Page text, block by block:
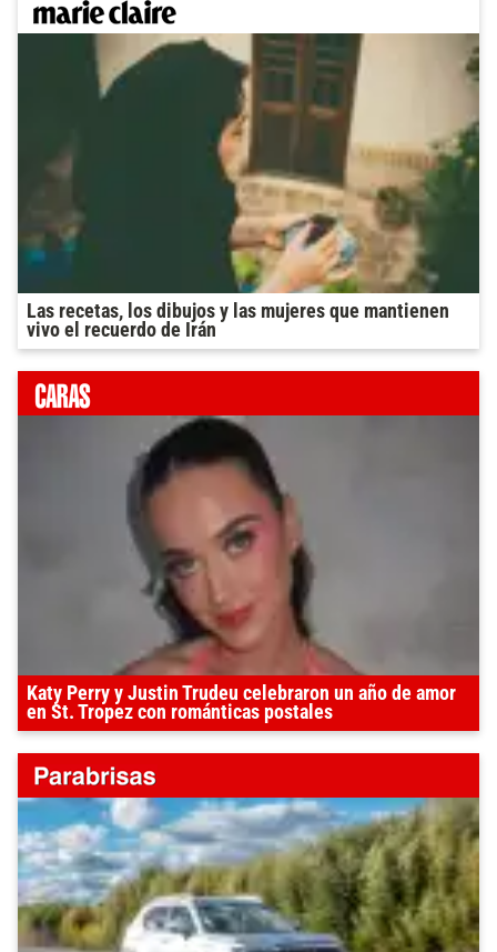
Las recetas, los dibujos y las mujeres que mantienen
vivo el recuerdo de Irán
Katy Perry y Justin Trudeu celebraron un año de amor
en St. Tropez con románticas postales